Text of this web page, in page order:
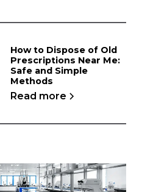
How to Dispose of Old
Prescriptions Near Me:
Safe and Simple
Methods
Read more